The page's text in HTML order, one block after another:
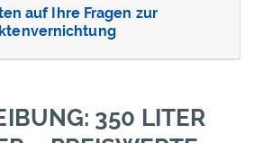
auf Ihre Fragen zur
350 LITER